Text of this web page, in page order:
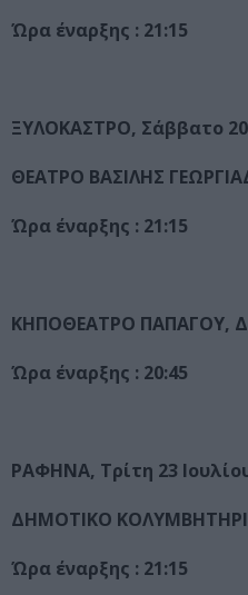
Ώρα έναρξης : 21:15
ΞΥΛΟΚΑΣΤΡΟ, Σάββατο 20
ΘΕΑΤΡΟ ΒΑΣΙΛΗΣ
Ώρα έναρξης : 21:15
ΚΗΠΟΘΕΑΤΡΟ ΠΑΠΑΓΟΥ,
Ώρα έναρξης : 20:45
ΡΑΦΗΝΑ, Τρίτη 23
ΔΗΜΟΤΙΚΟ
Ώρα έναρξης : 21:15